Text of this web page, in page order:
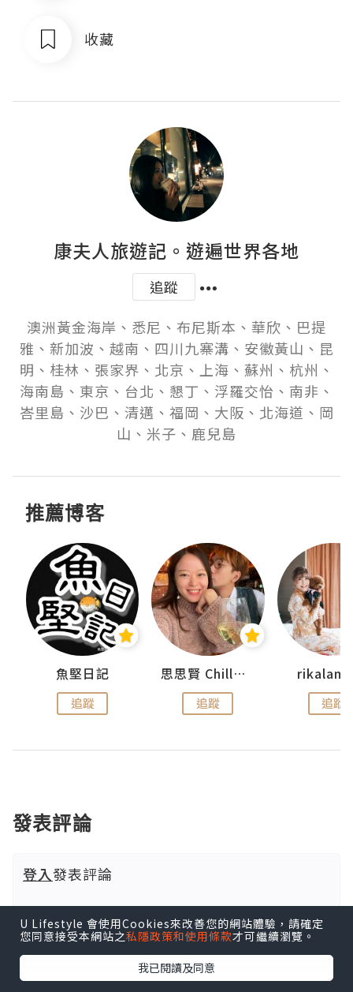
收藏
康夫人旅遊記。遊遍世界各地
追蹤
澳洲黃金海岸、悉尼、布尼斯本、華欣、巴提
雅、新加波、越南、四川九寨溝、安徽黃山、昆
明、桂林、張家界、北京、上海、蘇州、杭州、
海南島、東京、台北、懇丁、浮羅交怡、南非、
峇里島、沙巴、清邁、福岡、大阪、北海道、岡
山、米子、鹿兒島
推薦博客
魚堅日記
追蹤
思思賢 ChillMyBabe
追蹤 追蹤
發表評論
登入發表評論
U Lifestyle 會使用Cookies來改善您的網站體驗，請確定
您同意接受本網站之私隱政策和使用條款才可繼續瀏覽。
我已閱讀及同意